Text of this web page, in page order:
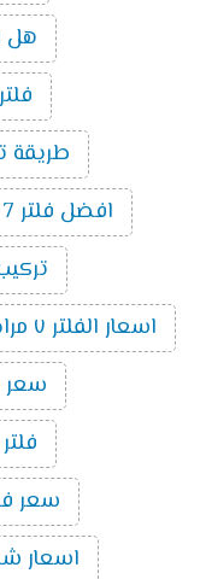
هل
فلتر
طريقة
افضل فلتر 7 مراحل
تركيب
اسعار الفلتر ٧ مراحل
سعر
فلتر
سعر
اسعار